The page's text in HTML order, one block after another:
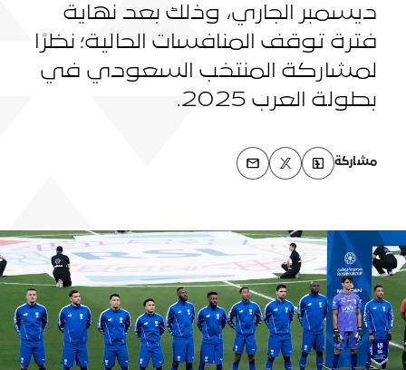
ديسمبر الجاري، وذلك بعد نهاية
فترة توقف المنافسات الحالية؛ نظرًا
لمشاركة المنتخب السعودي في
بطولة العرب 2025.
مشاركة